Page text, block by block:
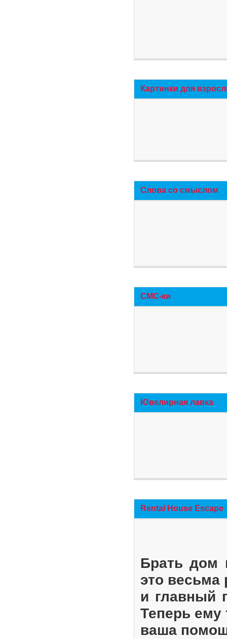
Картинки для
Слова со смыслом
СМС-ки
Ювелирная лавка
Rental House Escape
Брать дом
это весьма
и главный
Теперь ему
ваша